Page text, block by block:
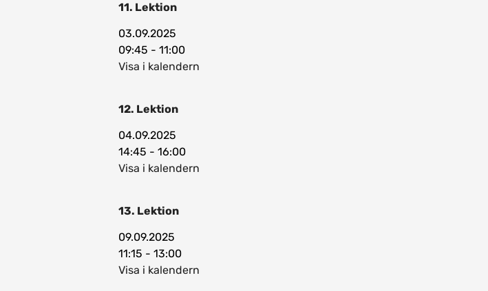
11. Lektion
03.09.2025
09:45 - 11:00
Visa i kalendern
12. Lektion
04.09.2025
14:45 - 16:00
Visa i kalendern
13. Lektion
09.09.2025
11:15 - 13:00
Visa i kalendern